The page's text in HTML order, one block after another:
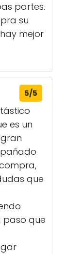
partes.
su
mejor
5/5
es un
que
paso que